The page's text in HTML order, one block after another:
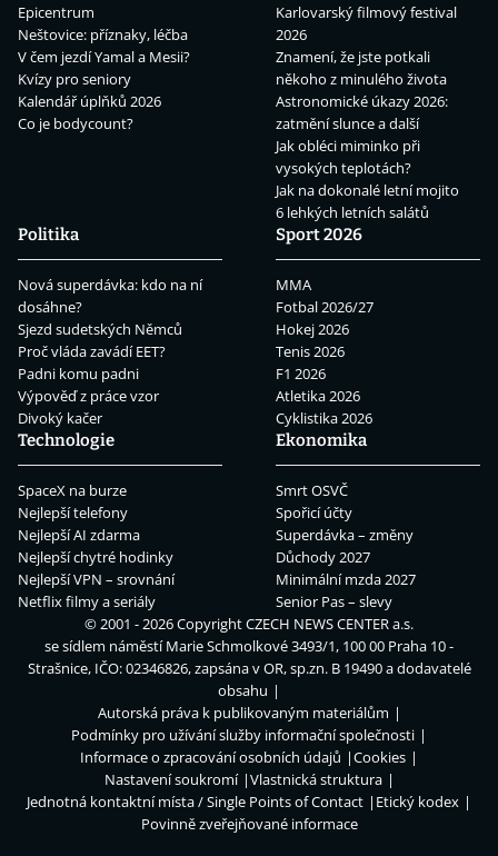
Epicentrum
Neštovice: příznaky, léčba
V čem jezdí Yamal a Mesii?
Kvízy pro seniory
Kalendář úplňků 2026
Co je bodycount?
Karlovarský filmový festival
2026
Znamení, že jste potkali
někoho z minulého života
Astronomické úkazy 2026:
zatmění slunce a další
Jak obléci miminko při
vysokých teplotách?
Jak na dokonalé letní mojito
6 lehkých letních salátů
Politika
Nová superdávka: kdo na ní
dosáhne?
Sjezd sudetských Němců
Proč vláda zavádí EET?
Padni komu padni
Výpověď z práce vzor
Divoký kačer
Sport 2026
MMA
Fotbal 2026/27
Hokej 2026
Tenis 2026
F1 2026
Atletika 2026
Cyklistika 2026
Technologie
SpaceX na burze
Nejlepší telefony
Nejlepší AI zdarma
Nejlepší chytré hodinky
Nejlepší VPN – srovnání
Netflix filmy a seriály
Ekonomika
Smrt OSVČ
Spořicí účty
Superdávka – změny
Důchody 2027
Minimální mzda 2027
Senior Pas – slevy
© 2001 - 2026 CopyrightCZECH NEWS CENTER a.s.
se sídlem náměstí Marie Schmolkové 3493/1, 100 00 Praha 10 -
Strašnice, IČO: 02346826, zapsána v OR, sp.zn. B 19490 a dodavatelé
obsahu
Autorská práva k publikovaným materiálům
Podmínky pro užívání služby informační společnosti
Informace o zpracování osobních údajů
Cookies
Nastavení soukromí
Vlastnická struktura
Jednotná kontaktní místa / Single Points of Contact
Etický kodex
Povinně zveřejňované informace